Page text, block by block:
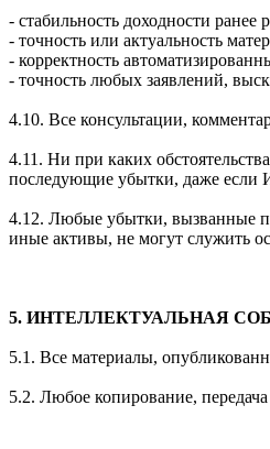
- стабильность доходности
- точность или актуальность
- корректность
- точность любых заявлений,
4.10. Все консультации,
4.11. Ни при каких
последующие убытки, даже если
4.12. Любые убытки, вызванные
иные активы, не могут служить
5. ИНТЕЛЛЕКТУАЛЬНАЯ
5.1. Все материалы,
5.2. Любое копирование,